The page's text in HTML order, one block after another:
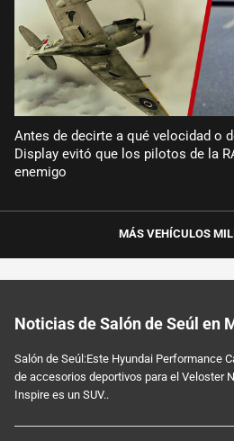
Antes de decirte a qué velocidad o
Display evitó que los pilotos de la
enemigo
MÁS VEHÍCULOS
Noticias de Salón de Seúl en
Salón de Seúl:Este Hyundai Performance
de accesorios deportivos para el Veloster
Inspire es un SUV..